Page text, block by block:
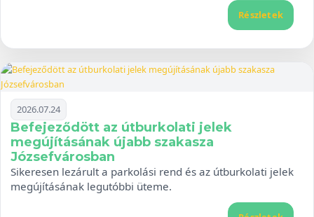
Részletek
2026.07.24
Befejeződött az útburkolati jelek
megújításának újabb szakasza
Józsefvárosban
Sikeresen lezárult a parkolási rend és az útburkolati jelek
megújításának legutóbbi üteme.